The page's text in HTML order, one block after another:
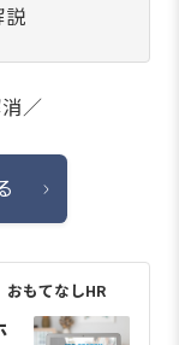
説
／
おもてなしHR